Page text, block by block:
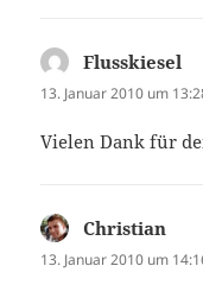
Flusskiesel
13. Januar 2010 um
Vielen Dank für
Christian
13. Januar 2010 um